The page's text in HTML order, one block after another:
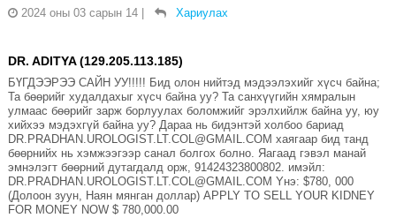
2024 оны 03 сарын 14
Хариулах
DR. ADITYA (129.205.113.185)
БҮГДЭЭРЭЭ САЙН УУ!!!!! Бид олон нийтэд мэдээлэхийг хүсч байна;
Та бөөрийг худалдахыг хүсч байна уу? Та санхүүгийн хямралын
улмаас бөөрийг зарж борлуулах боломжийг эрэлхийлж байна уу, юу
хийхээ мэдэхгүй байна уу? Дараа нь бидэнтэй холбоо бариад
DR.PRADHAN.UROLOGIST.LT.COL@GMAIL.COM хаягаар бид танд
бөөрнийх нь хэмжээгээр санал болгох болно. Яагаад гэвэл манай
эмнэлэгт бөөрний дутагдалд орж, 91424323800802. имэйл:
DR.PRADHAN.UROLOGIST.LT.COL@GMAIL.COM Yнэ: $780, 000
(Долоон зуун, Наян мянган доллар) APPLY TO SELL YOUR KIDNEY
FOR MONEY NOW $ 780,000.00